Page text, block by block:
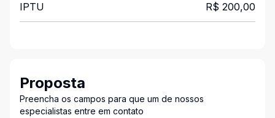
IPTU R$ 200,00
Proposta
Preencha os campos para que um de nossos
especialistas entre em contato